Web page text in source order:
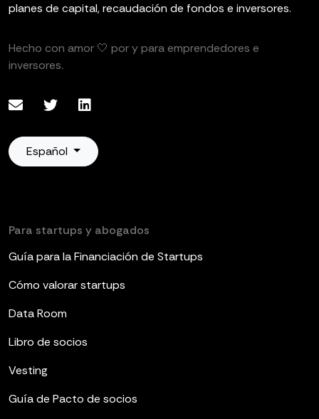
planes de capital, recaudación de fondos e inversores.
Hecho con amor 🤍 por y para emprendedores e
inversores.
Español
Para startups y abogados
Guía para la Financiación de Startups
Cómo valorar startups
Data Room
Libro de socios
Vesting
Guía de Pacto de socios